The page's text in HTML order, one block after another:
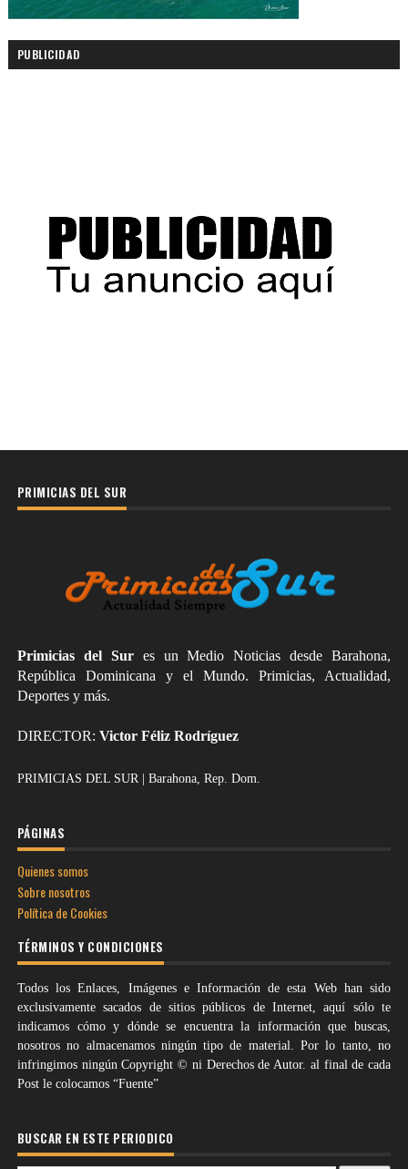
PUBLICIDAD
PRIMICIAS DEL SUR
Primicias del Sures un Medio Noticias desde Barahona,
República Dominicana y el Mundo. Primicias, Actualidad,
Deportes y más.
DIRECTOR: Victor Féliz Rodríguez
PRIMICIAS DEL SUR | Barahona, Rep. Dom.
PÁGINAS
Quienes somos
Sobre nosotros
Política de Cookies
TÉRMINOS Y CONDICIONES
Todos los Enlaces, Imágenes e Información de esta Web han sido
exclusivamente sacados de sitios públicos de Internet, aquí sólo te
indicamos cómo y dónde se encuentra la información que buscas,
nosotros no almacenamos ningún tipo de material. Por lo tanto, no
infringimos ningún Copyright © ni Derechos de Autor. al final de cada
Post le colocamos “Fuente”
BUSCAR EN ESTE PERIODICO